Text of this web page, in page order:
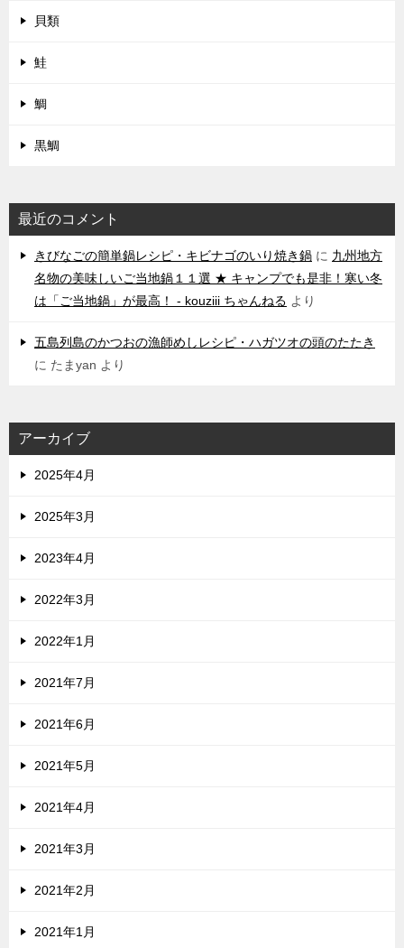
貝類
鮭
鯛
黒鯛
最近のコメント
きびなごの簡単鍋レシピ・キビナゴのいり焼き鍋 に 九州地方
名物の美味しいご当地鍋１１選 ★ キャンプでも是非！寒い冬
は「ご当地鍋」が最高！ - kouziii ちゃんねる より
五島列島のかつおの漁師めしレシピ・ハガツオの頭のたたき
に たまyan より
アーカイブ
2025年4月
2025年3月
2023年4月
2022年3月
2022年1月
2021年7月
2021年6月
2021年5月
2021年4月
2021年3月
2021年2月
2021年1月